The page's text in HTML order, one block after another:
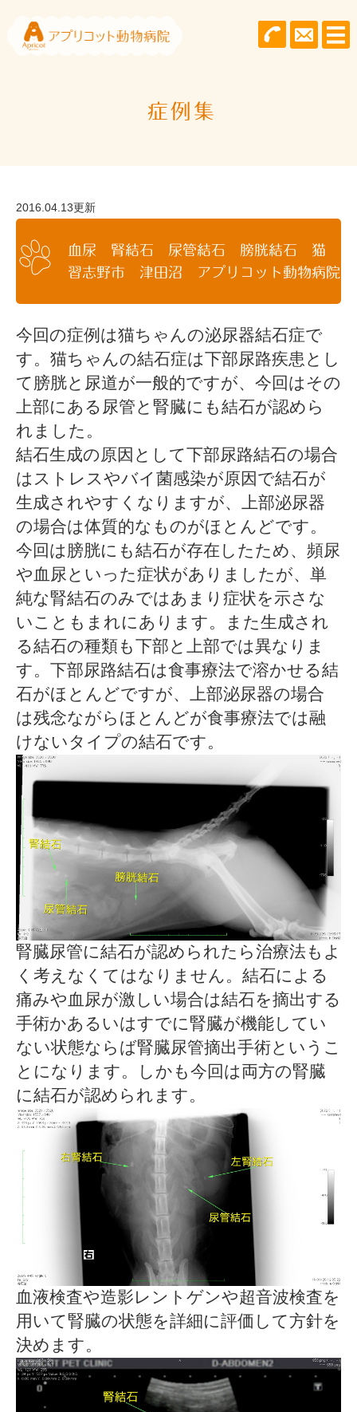
症例集
2016.04.13更新
血尿 腎結石 尿管結石 膀胱結石 猫
習志野市 津田沼 アプリコット動物病院
今回の症例は猫ちゃんの泌尿器結石症で
す。猫ちゃんの結石症は下部尿路疾患とし
て膀胱と尿道が一般的ですが、今回はその
上部にある尿管と腎臓にも結石が認めら
れました。
結石生成の原因として下部尿路結石の場合
はストレスやバイ菌感染が原因で結石が
生成されやすくなりますが、上部泌尿器
の場合は体質的なものがほとんどです。
今回は膀胱にも結石が存在したため、頻尿
や血尿といった症状がありましたが、単
純な腎結石のみではあまり症状を示さな
いこともまれにあります。また生成され
る結石の種類も下部と上部では異なりま
す。下部尿路結石は食事療法で溶かせる結
石がほとんどですが、上部泌尿器の場合
は残念ながらほとんどが食事療法では融
けないタイプの結石です。
腎臓尿管に結石が認められたら治療法もよ
く考えなくてはなりません。結石による
痛みや血尿が激しい場合は結石を摘出する
手術かあるいはすでに腎臓が機能してい
ない状態ならば腎臓尿管摘出手術というこ
とになります。しかも今回は両方の腎臓
に結石が認められます。
血液検査や造影レントゲンや超音波検査を
用いて腎臓の状態を詳細に評価して方針を
決めます。